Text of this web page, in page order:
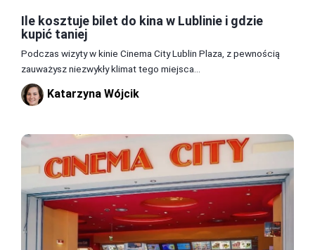
Ile kosztuje bilet do kina w Lublinie i gdzie
kupić taniej
Podczas wizyty w kinie Cinema City Lublin Plaza, z pewnością
zauważysz niezwykły klimat tego miejsca...
Katarzyna Wójcik